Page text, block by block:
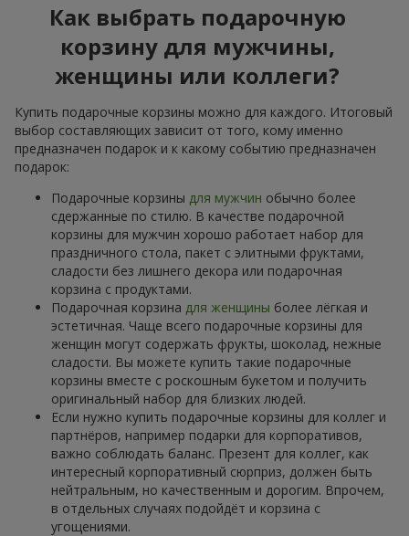
Как выбрать подарочную
корзину для мужчины,
женщины или коллеги?
Купить подарочные корзины можно для каждого. Итоговый
выбор составляющих зависит от того, кому именно
предназначен подарок и к какому событию предназначен
подарок:
Подарочные корзины для мужчин обычно более
сдержанные по стилю. В качестве подарочной
корзины для мужчин хорошо работает набор для
праздничного стола, пакет с элитными фруктами,
сладости без лишнего декора или подарочная
корзина с продуктами.
Подарочная корзина для женщины более лёгкая и
эстетичная. Чаще всего подарочные корзины для
женщин могут содержать фрукты, шоколад, нежные
сладости. Вы можете купить такие подарочные
корзины вместе с роскошным букетом и получить
оригинальный набор для близких людей.
Если нужно купить подарочные корзины для коллег и
партнёров, например подарки для корпоративов,
важно соблюдать баланс. Презент для коллег, как
интересный корпоративный сюрприз, должен быть
нейтральным, но качественным и дорогим. Впрочем,
в отдельных случаях подойдёт и корзина с
угощениями.